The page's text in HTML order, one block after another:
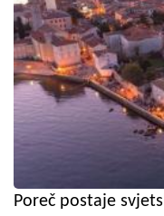
Poreč postaje